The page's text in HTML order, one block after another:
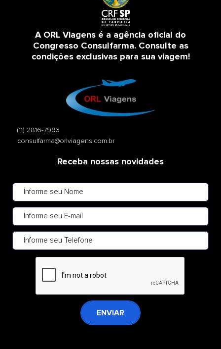
A ORL Viagens é a agência oficial do
Congresso Consulfarma. Consulte as
condições exclusivas para sua viagem!
(11) 2816-7993
consulfarma@orlviagens.com.br
Receba nossas novidades
ENVIAR